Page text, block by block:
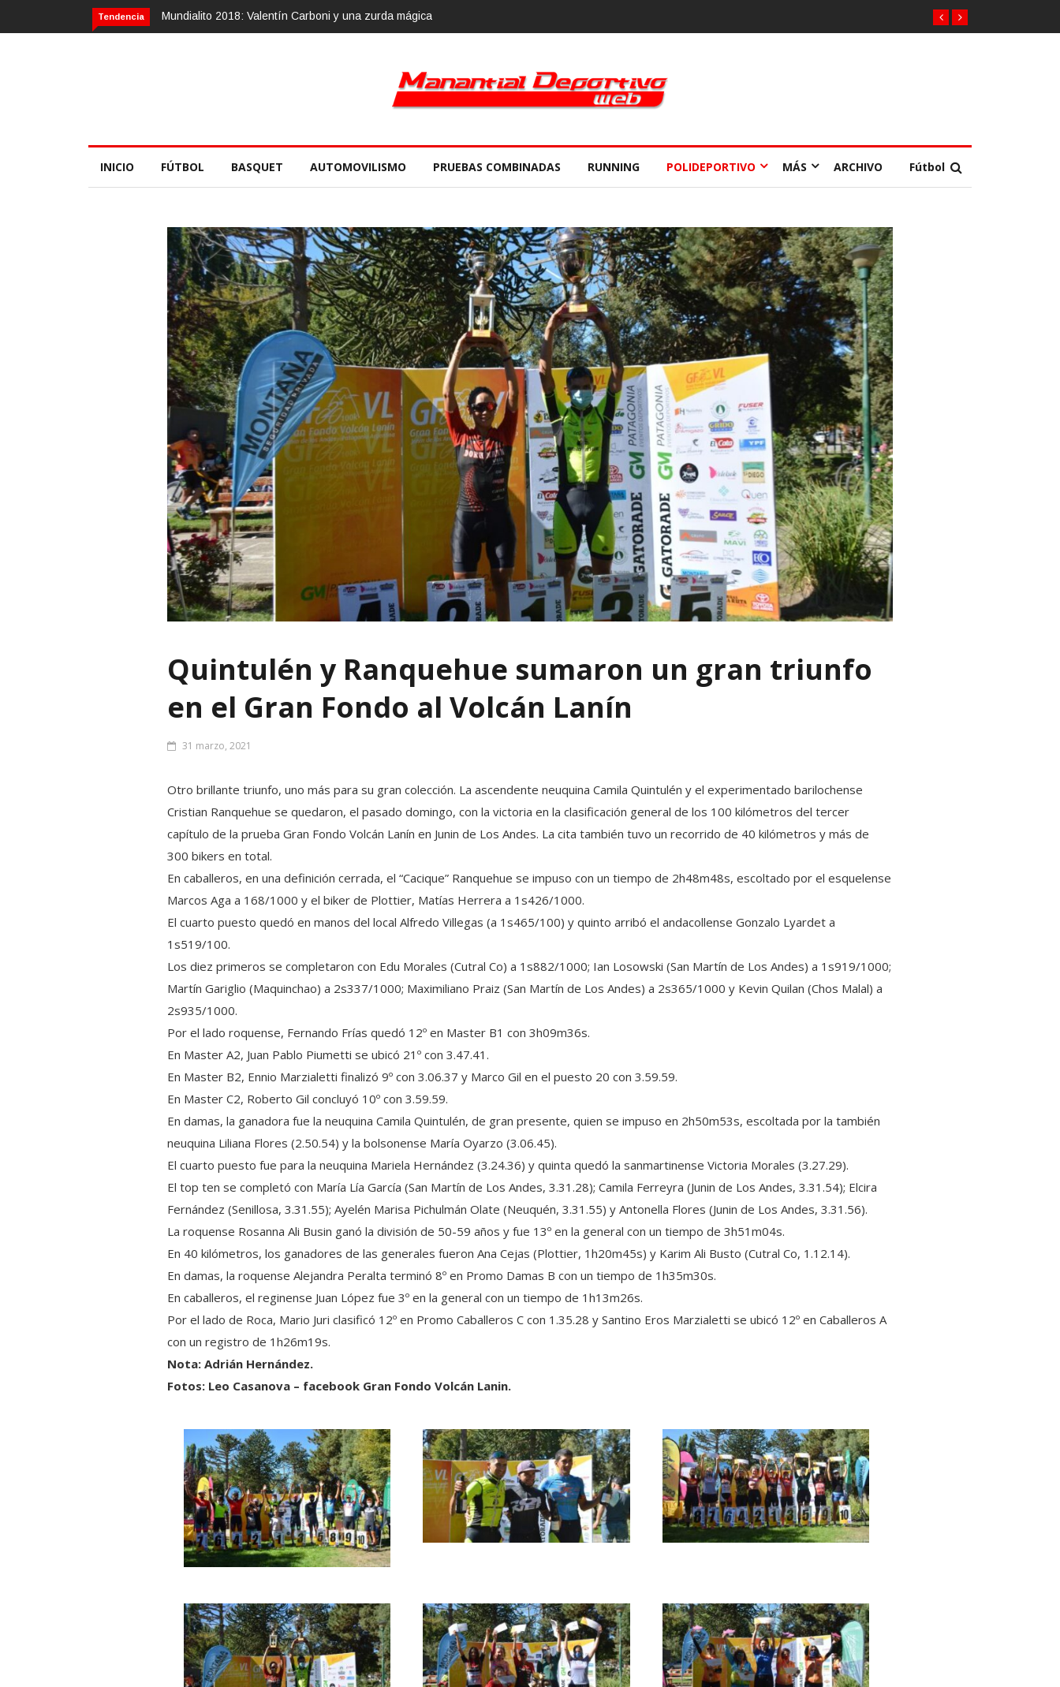
Tendencia Calvario Race 2018, 10 de noviembre
INICIO FÚTBOL BASQUET AUTOMOVILISMO PRUEBAS COMBINADAS RUNNING POLIDEPORTIVO MÁS ARCHIVO Fútbol
Quintulén y Ranquehue sumaron un gran triunfo
en el Gran Fondo al Volcán Lanín
31 marzo, 2021
Otro brillante triunfo, uno más para su gran colección. La ascendente neuquina Camila Quintulén y el experimentado barilochense
Cristian Ranquehue se quedaron, el pasado domingo, con la victoria en la clasificación general de los 100 kilómetros del tercer
capítulo de la prueba Gran Fondo Volcán Lanín en Junin de Los Andes. La cita también tuvo un recorrido de 40 kilómetros y más de
300 bikers en total.
En caballeros, en una definición cerrada, el “Cacique” Ranquehue se impuso con un tiempo de 2h48m48s, escoltado por el esquelense
Marcos Aga a 168/1000 y el biker de Plottier, Matías Herrera a 1s426/1000.
El cuarto puesto quedó en manos del local Alfredo Villegas (a 1s465/100) y quinto arribó el andacollense Gonzalo Lyardet a
1s519/100.
Los diez primeros se completaron con Edu Morales (Cutral Co) a 1s882/1000; Ian Losowski (San Martín de Los Andes) a 1s919/1000;
Martín Gariglio (Maquinchao) a 2s337/1000; Maximiliano Praiz (San Martín de Los Andes) a 2s365/1000 y Kevin Quilan (Chos Malal) a
2s935/1000.
Por el lado roquense, Fernando Frías quedó 12º en Master B1 con 3h09m36s.
En Master A2, Juan Pablo Piumetti se ubicó 21º con 3.47.41.
En Master B2, Ennio Marzialetti finalizó 9º con 3.06.37 y Marco Gil en el puesto 20 con 3.59.59.
En Master C2, Roberto Gil concluyó 10º con 3.59.59.
En damas, la ganadora fue la neuquina Camila Quintulén, de gran presente, quien se impuso en 2h50m53s, escoltada por la también
neuquina Liliana Flores (2.50.54) y la bolsonense María Oyarzo (3.06.45).
El cuarto puesto fue para la neuquina Mariela Hernández (3.24.36) y quinta quedó la sanmartinense Victoria Morales (3.27.29).
El top ten se completó con María Lía García (San Martín de Los Andes, 3.31.28); Camila Ferreyra (Junin de Los Andes, 3.31.54); Elcira
Fernández (Senillosa, 3.31.55); Ayelén Marisa Pichulmán Olate (Neuquén, 3.31.55) y Antonella Flores (Junin de Los Andes, 3.31.56).
La roquense Rosanna Ali Busin ganó la división de 50-59 años y fue 13º en la general con un tiempo de 3h51m04s.
En 40 kilómetros, los ganadores de las generales fueron Ana Cejas (Plottier, 1h20m45s) y Karim Ali Busto (Cutral Co, 1.12.14).
En damas, la roquense Alejandra Peralta terminó 8º en Promo Damas B con un tiempo de 1h35m30s.
En caballeros, el reginense Juan López fue 3º en la general con un tiempo de 1h13m26s.
Por el lado de Roca, Mario Juri clasificó 12º en Promo Caballeros C con 1.35.28 y Santino Eros Marzialetti se ubicó 12º en Caballeros A
con un registro de 1h26m19s.
Nota: Adrián Hernández.
Fotos: Leo Casanova – facebook Gran Fondo Volcán Lanin.